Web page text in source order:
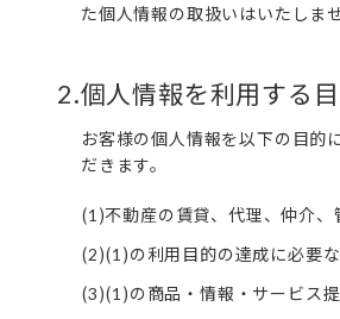
た個人情報の取扱いはいたしま
2.個人情報を利用する
お客様の個人情報を以下の目的
だきます。
(1 )不動産の賃貸、代理、仲介
(2)(1 )の利用目的の達成に必要
(3)(1 )の商品・情報・サービス